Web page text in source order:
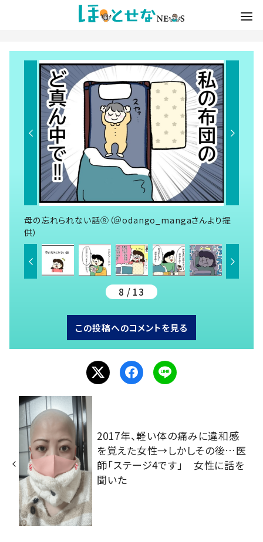
母の忘れられない話⑧（＠odango_mangaさんより提
供）
8 / 13
この投稿へのコメントを見る
2017年、軽い体の痛みに違和感
を覚えた女性→しかしその後…医
師「ステージ4です」 女性に話を
聞いた